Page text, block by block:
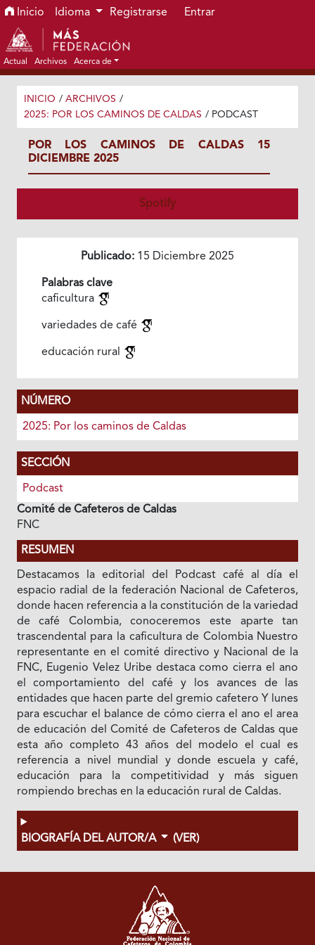
Ir al menú de navegación principal
Ir al contenido principal
Ir al pie de página del sitio
Inicio Idioma Registrarse Entrar
Actual Archivos Acerca de
INICIO / ARCHIVOS /
2025: POR LOS CAMINOS DE CALDAS / PODCAST
POR LOS CAMINOS DE CALDAS 15
DICIEMBRE 2025
Spotify
Publicado: 15 Diciembre 2025
Palabras clave
caficultura
variedades de café
educación rural
NÚMERO
2025: Por los caminos de Caldas
SECCIÓN
Podcast
Comité de Cafeteros de Caldas
FNC
RESUMEN
Destacamos la editorial del Podcast café al día el
espacio radial de la federación Nacional de Cafeteros,
donde hacen referencia a la constitución de la variedad
de café Colombia, conoceremos este aparte tan
trascendental para la caficultura de Colombia Nuestro
representante en el comité directivo y Nacional de la
FNC, Eugenio Velez Uribe destaca como cierra el ano
el comportamiento del café y los avances de las
entidades que hacen parte del gremio cafetero Y lunes
para escuchar el balance de cómo cierra el ano el area
de educación del Comité de Cafeteros de Caldas que
esta año completo 43 años del modelo el cual es
referencia a nivel mundial y donde escuela y café,
educación para la competitividad y más siguen
rompiendo brechas en la educación rural de Caldas.
BIOGRAFÍA DEL AUTOR/A (VER)